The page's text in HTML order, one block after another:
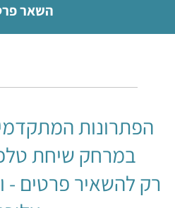
השאר
הפתרונות
במרחק שיחת
רק להשאיר פרטים -